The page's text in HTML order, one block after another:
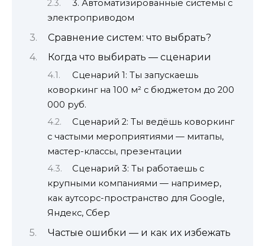
3. Автоматизированные системы с
электроприводом
Сравнение систем: что выбрать?
Когда что выбирать — сценарии
Сценарий 1: Ты запускаешь
коворкинг на 100 м² с бюджетом до 200
000 руб.
Сценарий 2: Ты ведёшь коворкинг
с частыми мероприятиями — митапы,
мастер-классы, презентации
Сценарий 3: Ты работаешь с
крупными компаниями — например,
как аутсорс-пространство для Google,
Яндекс, Сбер
Частые ошибки — и как их избежать